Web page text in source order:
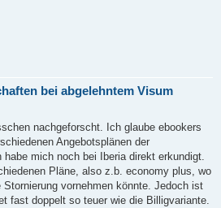
bei abgelehntem Visum
nachgeforscht. Ich glaube ebookers
Angebotsplänen der
habe mich noch bei Iberia direkt erkundigt.
Pläne, also z.b. economy plus, wo
Stornierung vornehmen könnte. Jedoch ist
fast doppelt so teuer wie die Billigvariante.